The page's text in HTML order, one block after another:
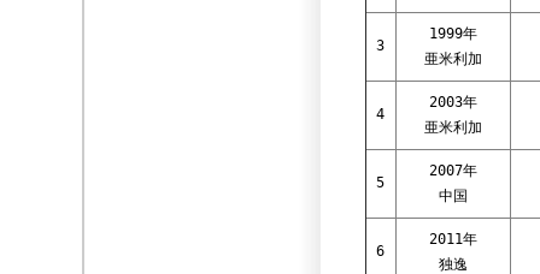
3
1999年
亜米利加
4
2003年
亜米利加
5
2007年
中国
6
2011年
独逸